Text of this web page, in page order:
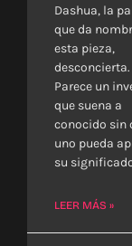
Dashua, la
que da
esta pieza,
desconcierta.
Parece un
que suena a
conocido sin
uno pueda
su
LEER MÁS »